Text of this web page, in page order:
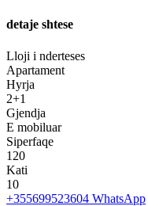
detaje shtese
Lloji i nderteses
Apartament
Hyrja
2+1
Gjendja
E mobiluar
Siperfaqe
120
Kati
10
+355699523604 WhatsApp